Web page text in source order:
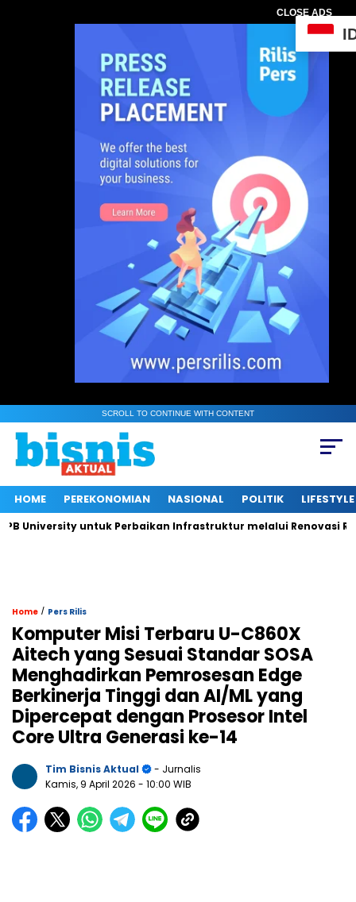
CLOSE ADS
SCROLL TO CONTINUE WITH CONTENT
HOME PEREKONOMIAN NASIONAL POLITIK LIFESTYLE
untuk Perbaikan Infrastruktur melalui Renovasi
Home / Pers Rilis
Komputer Misi Terbaru U-C860X
Aitech yang Sesuai Standar SOSA
Menghadirkan Pemrosesan Edge
Berkinerja Tinggi dan AI/ML yang
Dipercepat dengan Prosesor Intel
Core Ultra Generasi ke-14
Tim Bisnis Aktual
- Jurnalis
Kamis, 9 April 2026 - 10:00 WIB